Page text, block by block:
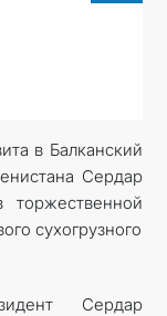
в Балканский
Сердар
торжественной
сухогрузного
Сердар